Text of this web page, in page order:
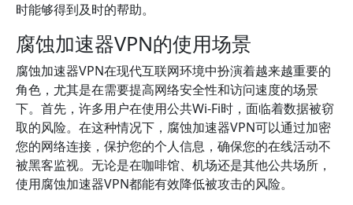
时能够得到及时的帮助。
腐蚀加速器VPN的使用场景
腐蚀加速器VPN在现代互联网环境中扮演着越来越重要的
角色，尤其是在需要提高网络安全性和访问速度的场景
下。首先，许多用户在使用公共Wi-Fi时，面临着数据被窃
取的风险。在这种情况下，腐蚀加速器VPN可以通过加密
您的网络连接，保护您的个人信息，确保您的在线活动不
被黑客监视。无论是在咖啡馆、机场还是其他公共场所，
使用腐蚀加速器VPN都能有效降低被攻击的风险。